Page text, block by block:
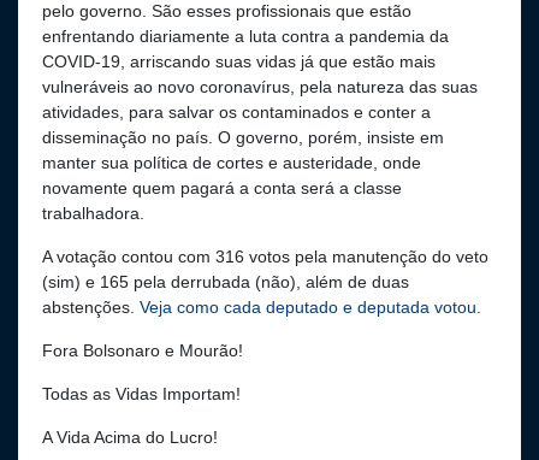
pelo governo. São esses profissionais que estão
enfrentando diariamente a luta contra a pandemia da
COVID-19, arriscando suas vidas já que estão mais
vulneráveis ao novo coronavírus, pela natureza das suas
atividades, para salvar os contaminados e conter a
disseminação no país. O governo, porém, insiste em
manter sua política de cortes e austeridade, onde
novamente quem pagará a conta será a classe
trabalhadora.
A votação contou com 316 votos pela manutenção do veto
(sim) e 165 pela derrubada (não), além de duas
abstenções. Veja como cada deputado e deputada votou.
Fora Bolsonaro e Mourão!
Todas as Vidas Importam!
A Vida Acima do Lucro!